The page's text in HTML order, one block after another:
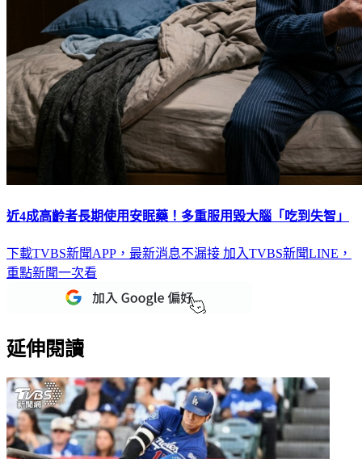
近4成高齡者長期使用安眠藥！多重服用毀大腦「吃到失智」
下載TVBS新聞APP，最新消息不漏接 加入TVBS新聞LINE，
重點新聞一次看
延伸閱讀